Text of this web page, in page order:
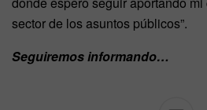
sector de los asuntos públicos”.
Seguiremos informando…